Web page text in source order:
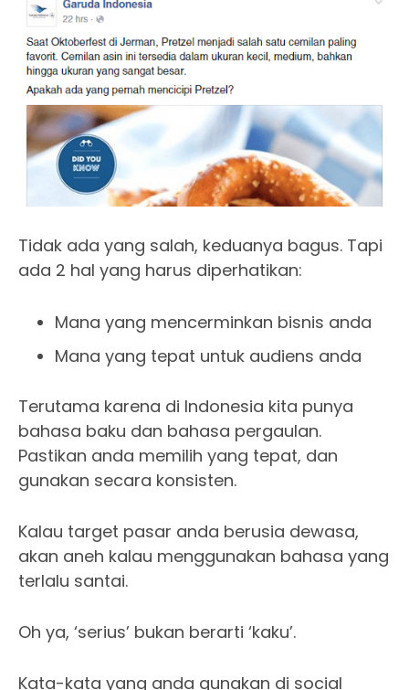
Tidak ada yang salah, keduanya bagus. Tapi
ada 2 hal yang harus diperhatikan:
Mana yang mencerminkan bisnis anda
Mana yang tepat untuk audiens anda
Terutama karena di Indonesia kita punya
bahasa baku dan bahasa pergaulan.
Pastikan anda memilih yang tepat, dan
gunakan secara konsisten.
Kalau target pasar anda berusia dewasa,
akan aneh kalau menggunakan bahasa yang
terlalu santai.
Oh ya, ‘serius’ bukan berarti ‘kaku’.
Kata-kata yang anda gunakan di social